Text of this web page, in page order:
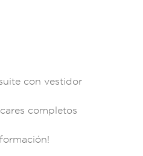
uite con vestidor
completos
n!